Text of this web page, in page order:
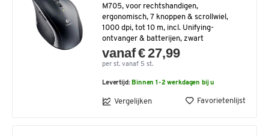
M705, voor rechtshandigen,
ergonomisch, 7 knoppen & scrollwiel,
1000 dpi, tot 10 m, incl. Unifying-
ontvanger & batterijen, zwart
vanaf € 27,99
per st. vanaf 5 st.
Levertijd: Binnen 1-2 werkdagen bij u
Vergelijken Favorietenlijst